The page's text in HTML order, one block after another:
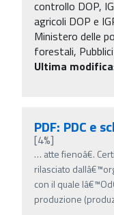
controllo DOP,
agricoli DOP e
Ministero delle
forestali,
Ultima modifica:
PDF: PDC e
[4%]
… atte fienoâ€.
rilasciato
con il quale
produzione